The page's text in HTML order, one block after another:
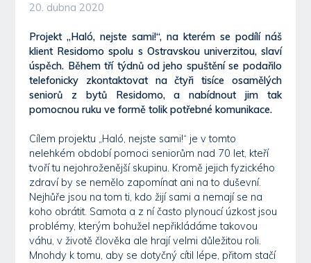
20. dubna 2020
Projekt „Haló, nejste sami!“, na kterém se podílí náš
klient Residomo spolu s Ostravskou univerzitou, slaví
úspěch. Během tří týdnů od jeho spuštění se podařilo
telefonicky zkontaktovat na čtyři tisíce osamělých
seniorů z bytů Residomo, a nabídnout jim tak
pomocnou ruku ve formě tolik potřebné komunikace.
Cílem projektu „Haló, nejste sami!“ je v tomto
nelehkém období pomoci seniorům nad 70 let, kteří
tvoří tu nejohroženější skupinu. Kromě jejich fyzického
zdraví by se nemělo zapomínat ani na to duševní.
Nejhůře jsou na tom ti, kdo žijí sami a nemají se na
koho obrátit. Samota a z ní často plynoucí úzkost jsou
problémy, kterým bohužel nepřikládáme takovou
váhu, v životě člověka ale hrají velmi důležitou roli.
Mnohdy k tomu, aby se dotyčný cítil lépe, přitom stačí